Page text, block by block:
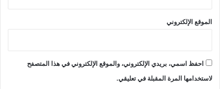
الموقع الإلكتروني
احفظ اسمي، بريدي الإلكتروني، والموقع الإلكتروني في هذا المتصفح
لاستخدامها المرة المقبلة في تعليقي.